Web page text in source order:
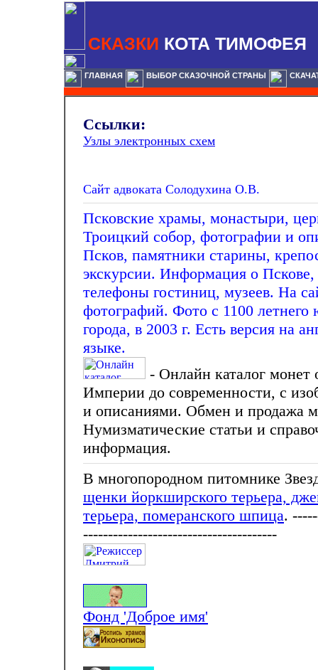
СКАЗКИ КОТА ТИМОФЕЯ
ГЛАВНАЯ ВЫБОР СКАЗОЧНОЙ СТРАНЫ
Ссылки:
Узлы электронных схем
Сайт адвоката Солодухина О.В.
Псковские храмы, монастыри,
Троицкий собор, фотографии и
Псков, памятники старины,
экскурсии. Информация о Пскове,
телефоны гостиниц, музеев. На
фотографий. Фото с 1100 летнего
города, в 2003 г. Есть версия на
языке.
- Онлайн каталог монет
Империи до современности, с
и описаниями. Обмен и продажа
Нумизматические статьи и
информация.
В многопородном питомнике
щенки йоркширского терьера,
терьера, померанского шпица.
---------------------------------------
Фонд 'Доброе имя'